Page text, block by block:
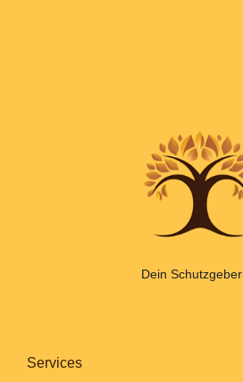
Dein Schutzgeber
Services